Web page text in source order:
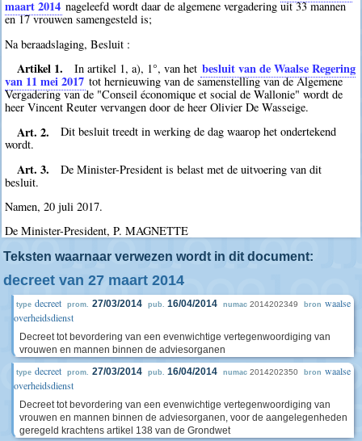
maart 2014 nageleefd wordt daar de algemene vergadering uit 33 mannen
en 17 vrouwen samengesteld is;
Na beraadslaging, Besluit :
Artikel 1. In artikel 1, a), 1°, van het besluit van de Waalse Regering
van 11 mei 2017 tot hernieuwing van de samenstelling van de Algemene
Vergadering van de "Conseil économique et social de Wallonie" wordt de
heer Vincent Reuter vervangen door de heer Olivier De Wasseige.
Art. 2.
Dit besluit treedt in werking de dag waarop het ondertekend
wordt.
Art. 3.
De Minister-President is belast met de uitvoering van dit
besluit.
Namen, 20 juli 2017.
De Minister-President, P. MAGNETTE
Teksten waarnaar verwezen wordt in dit document:
decreet van 27 maart 2014
type decreet prom. 27/03/2014 pub. 16/04/2014 numac 2014202349 bron waalse
overheidsdienst
Decreet tot bevordering van een evenwichtige vertegenwoordiging van
vrouwen en mannen binnen de adviesorganen
type decreet prom. 27/03/2014 pub. 16/04/2014 numac 2014202350 bron waalse
overheidsdienst
Decreet tot bevordering van een evenwichtige vertegenwoordiging van
vrouwen en mannen binnen de adviesorganen, voor de aangelegenheden
geregeld krachtens artikel 138 van de Grondwet